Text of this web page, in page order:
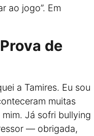
ao jogo”. Em
de
a Tamires. Eu sou
muitas
Já sofri bullying
— obrigada,